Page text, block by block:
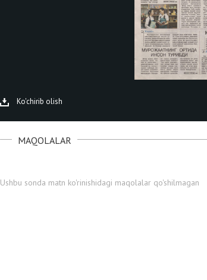
Ko'chirib olish
MAQOLALAR
Ushbu sonda matn ko'rinishidagi maqolalar qo'shilmagan